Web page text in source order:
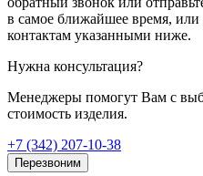
в самое ближайшее время,
контактам указанными ниже.
Нужна консультация?
Менеджеры помогут Вам с
стоимость изделия.
+7 (342) 207-10-38
Перезвоним